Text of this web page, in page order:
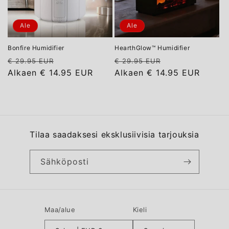
Ale
Bonfire Humidifier
Normaalihinta
€ 29.95 EUR
Alkaen € 14.95 EUR
Ale
HearthGlow™ Humidifier
Normaalihinta
€ 29.95 EUR
Alkaen € 14.95 EUR
Tilaa saadaksesi eksklusiivisia tarjouksia
Sähköposti
Maa/alue Kieli